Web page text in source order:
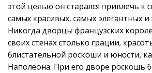
этой целью он старался привлечь к
самых красивых, самых элегантных
Никогда дворцы французских
своих стенах столько грации,
блистательной роскоши и юности,
Наполеона. При его дворе роскошь